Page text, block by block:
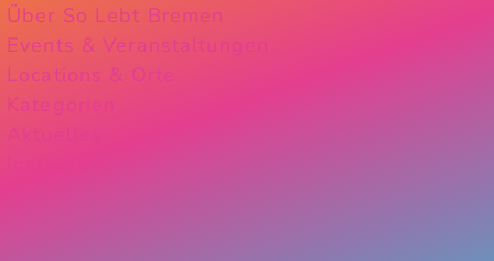
Über So Lebt Bremen
Events & Veranstaltungen
Locations & Orte
Kategorien